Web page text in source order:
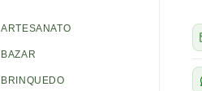
ARTESANATO
BAZAR
BRINQUEDO